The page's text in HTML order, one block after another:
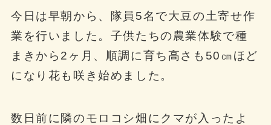
今日は早朝から、隊員5名で大豆の土寄せ作
業を行いました。子供たちの農業体験で種
まきから2ヶ月、順調に育ち高さも50㎝ほど
になり花も咲き始めました。
数日前に隣のモロコシ畑にクマが入ったよ